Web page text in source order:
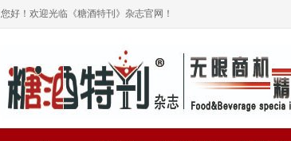
您好！欢迎光临《糖酒特刊》杂志官网！